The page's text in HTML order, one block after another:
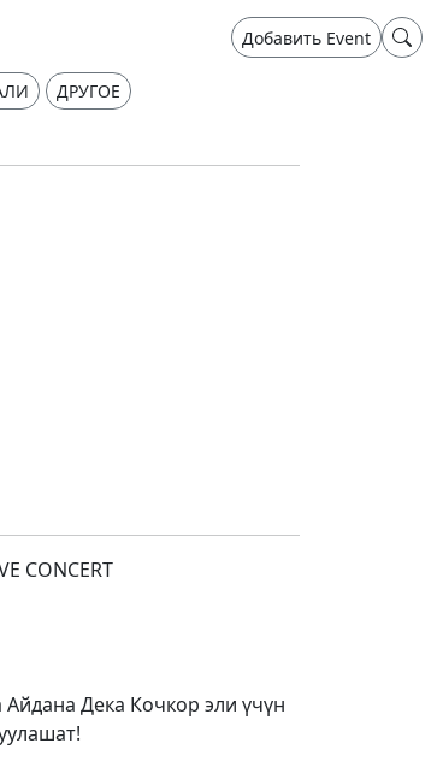
Добавить Event
ДРУГОЕ
CONCERT
Дека Кочкор эли үчүн